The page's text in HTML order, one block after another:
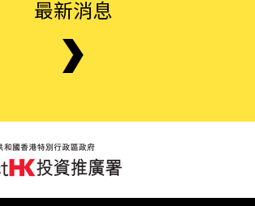
最新消息